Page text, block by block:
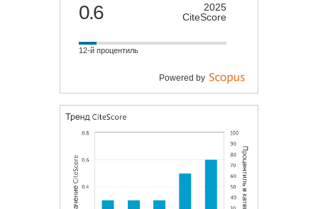
0.6
2025
CiteScore
12-й процентиль
Powered by